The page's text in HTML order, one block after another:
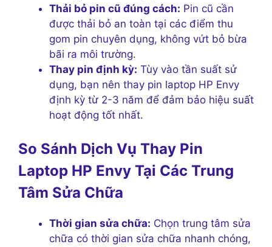
Thải bỏ pin cũ đúng cách: Pin cũ cần
được thải bỏ an toàn tại các điểm thu
gom pin chuyên dụng, không vứt bỏ bừa
bãi ra môi trường.
Thay pin định kỳ: Tùy vào tần suất sử
dụng, bạn nên thay pin laptop HP Envy
định kỳ từ 2-3 năm để đảm bảo hiệu suất
hoạt động tốt nhất.
So Sánh Dịch Vụ Thay Pin
Laptop HP Envy Tại Các Trung
Tâm Sửa Chữa
Thời gian sửa chữa: Chọn trung tâm sửa
chữa có thời gian sửa chữa nhanh chóng,